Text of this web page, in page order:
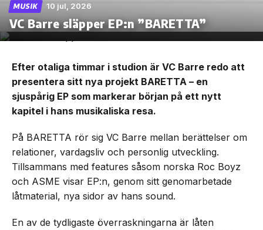
MUSIK 10 jul, 2026
VC Barre släpper EP:n ”BARETTA”
Efter otaliga timmar i studion är VC Barre redo att
presentera sitt nya projekt BARETTA – en
sjuspårig EP som markerar början på ett nytt
kapitel i hans musikaliska resa.
På BARETTA rör sig VC Barre mellan berättelser om
relationer, vardagsliv och personlig utveckling.
Tillsammans med features såsom norska Roc Boyz
och ASME visar EP:n, genom sitt genomarbetade
låtmaterial, nya sidor av hans sound.
En av de tydligaste överraskningarna är låten